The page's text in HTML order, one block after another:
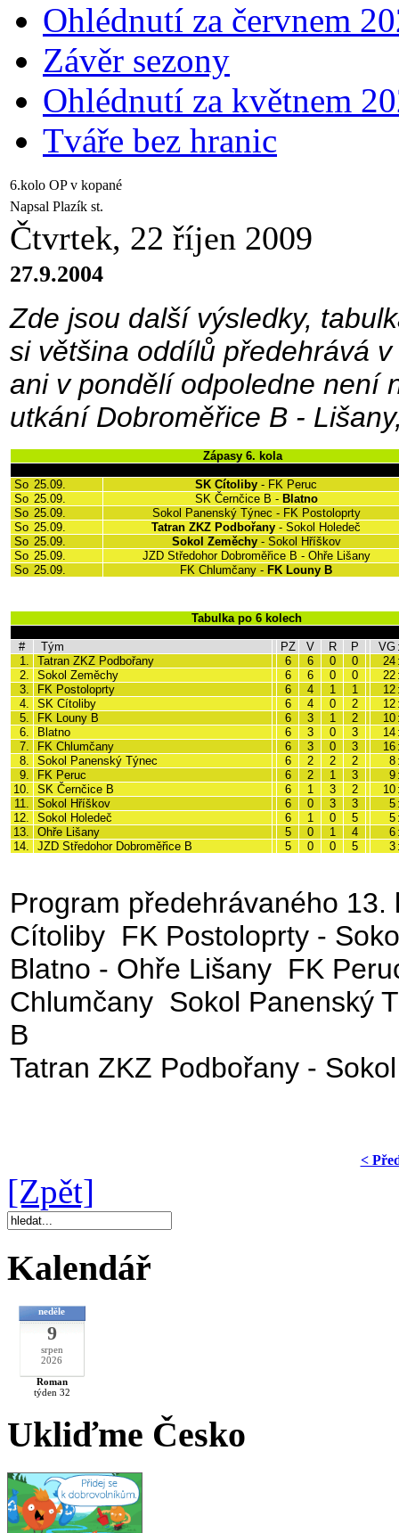
Ohlédnutí za červnem
Závěr sezony
Ohlédnutí za květnem
Tváře bez hranic
6.kolo OP v kopané
Napsal Plazík st.
Čtvrtek, 22 říjen 2009
27.9.2004
Zde jsou další výsledky,
si většina oddílů předehrává
ani v pondělí odpoledne není
utkání Dobroměřice B -
Zápasy 6. kola
So 25.09. SK Cítoliby - FK Peruc
So 25.09. SK Černčice B - Blatno
So 25.09.
Sokol Panenský Týnec - FK Postoloprty
So 25.09. Tatran ZKZ Podbořany - Sokol Holedeč
So 25.09. Sokol Zeměchy- Sokol Hříškov
So 25.09.
JZD Středohor Dobroměřice B - Ohře Lišany
So 25.09. FK Chlumčany - FK Louny B
Tabulka po 6 kolech
# Tým PZ V R P VG
1.
Tatran ZKZ Podbořany 6 6 0 0 24
2.
Sokol Zeměchy 6 6 0 0 22
3.
FK Postoloprty 6 4 1 1 12
4.
SK Cítoliby 6 4 0 2 12
5.
FK Louny B 6 3 1 2 10
6.
Blatno 6 3 0 3 14
7.
FK Chlumčany 6 3 0 3 16
8.
Sokol Panenský Týnec 6 2 2 2 8
9.
FK Peruc 6 2 1 3 9
10.
SK Černčice B 6 1 3 2 10
11.
Sokol Hříškov 6 0 3 3 5
12.
Sokol Holedeč 6 1 0 5 5
13.
Ohře Lišany 5 0 1 4 6
14.
JZD Středohor Dobroměřice B 5 0 0 5 3
Program předehrávaného
Cítoliby FK Postoloprty -
Blatno - Ohře Lišany FK
Chlumčany Sokol Panenský
B
Tatran ZKZ Podbořany -
<
[Zpět]
Kalendář
neděle
9
srpen
2026
Roman
týden 32
Ukliďme Česko